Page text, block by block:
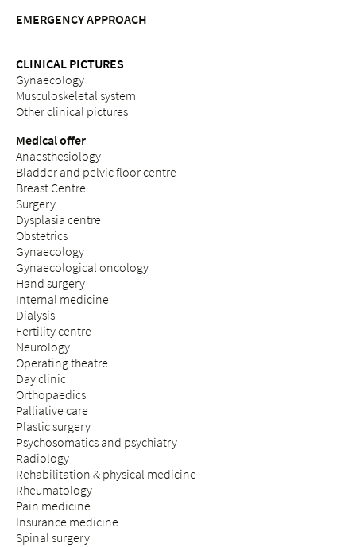
EMERGENCY APPROACH
CLINICAL PICTURES
Gynaecology
Musculoskeletal system
Other clinical pictures
Medical offer
Anaesthesiology
Bladder and pelvic floor centre
Breast Centre
Surgery
Dysplasia centre
Obstetrics
Gynaecology
Gynaecological oncology
Hand surgery
Internal medicine
Dialysis
Fertility centre
Neurology
Operating theatre
Day clinic
Orthopaedics
Palliative care
Plastic surgery
Psychosomatics and psychiatry
Radiology
Rehabilitation & physical medicine
Rheumatology
Pain medicine
Insurance medicine
Spinal surgery